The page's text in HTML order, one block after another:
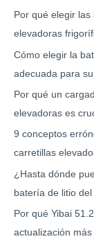
Por qué elegir
elevadoras
Cómo elegir la
adecuada para
Por qué un
elevadoras es
9 conceptos
carretillas
¿Hasta dónde
batería de litio
Por qué Yibai
actualización